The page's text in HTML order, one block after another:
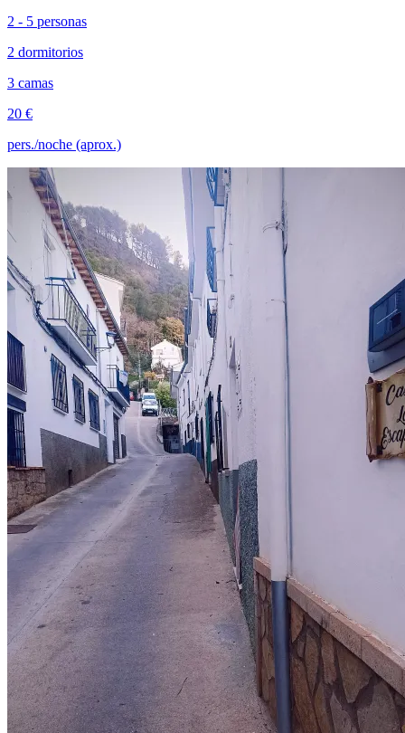
2 - 5 personas
2 dormitorios
3 camas
20 €
pers./noche (aprox.)